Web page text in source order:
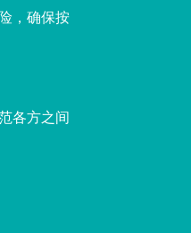
，确保按
各方之间